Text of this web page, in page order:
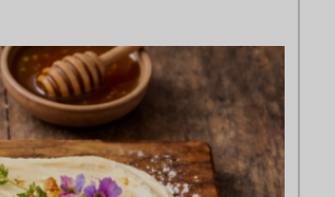
Cinco cremas frías de verduras
que querrás repetir todo agosto